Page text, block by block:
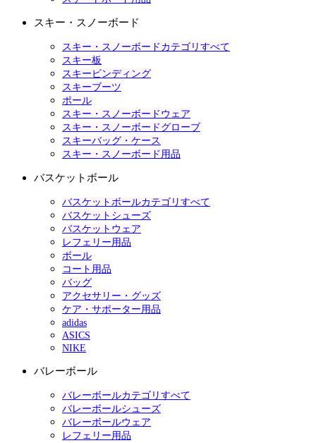
スキー・スノーボード
スキー・スノーボードカテゴリすべて
スキー板
スキービンディング
スキーブーツ
ポール
スキー・スノーボードウェア
スキー・スノーボードグローブ
スキーバッグ・ケース
スキー・スノーボード用品
バスケットボール
バスケットボールカテゴリすべて
バスケットシューズ
バスケットウェア
レフェリー用品
ボール
コート用品
バッグ
アクセサリー・グッズ
ケア・サポーター用品
adidas
ASICS
NIKE
バレーボール
バレーボールカテゴリすべて
バレーボールシューズ
バレーボールウェア
レフェリー用品